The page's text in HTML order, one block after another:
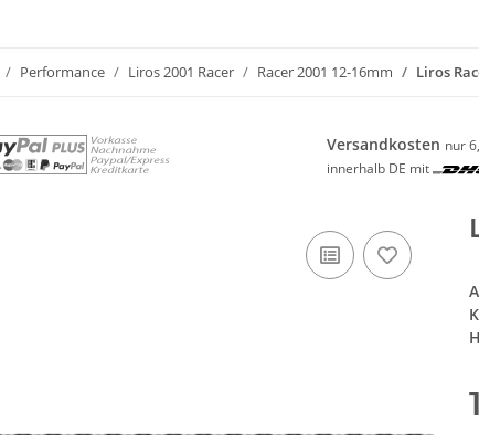
Performance Liros 2001 Racer Racer 2001 12-16mm Liros
Versandkosten nur
innerhalb DE mit